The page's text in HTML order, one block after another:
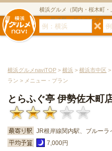
横浜グルメ（関内・桜木町
ン・居酒屋・ダイニングバ
横浜グルメnaviTOP > 横浜 > 横浜市中区 >
ラン > メニュー・プラン
とらふぐ亭 伊勢佐木町
JR根岸線関内駅、ブルーラ
7,000円